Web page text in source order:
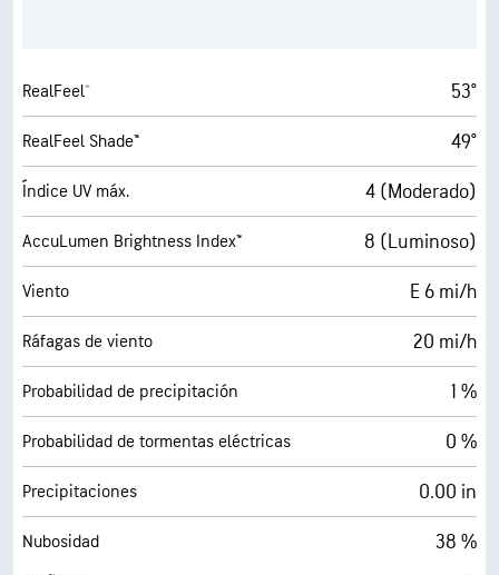
RealFeel® 53°
RealFeel Shade™ 49°
Índice UV máx. 4 (Moderado)
AccuLumen Brightness Index™ 8 (Luminoso)
Viento E 6 mi/h
Ráfagas de viento 20 mi/h
Probabilidad de precipitación 1 %
Probabilidad de tormentas eléctricas 0 %
Precipitaciones 0.00 in
Nubosidad 38 %